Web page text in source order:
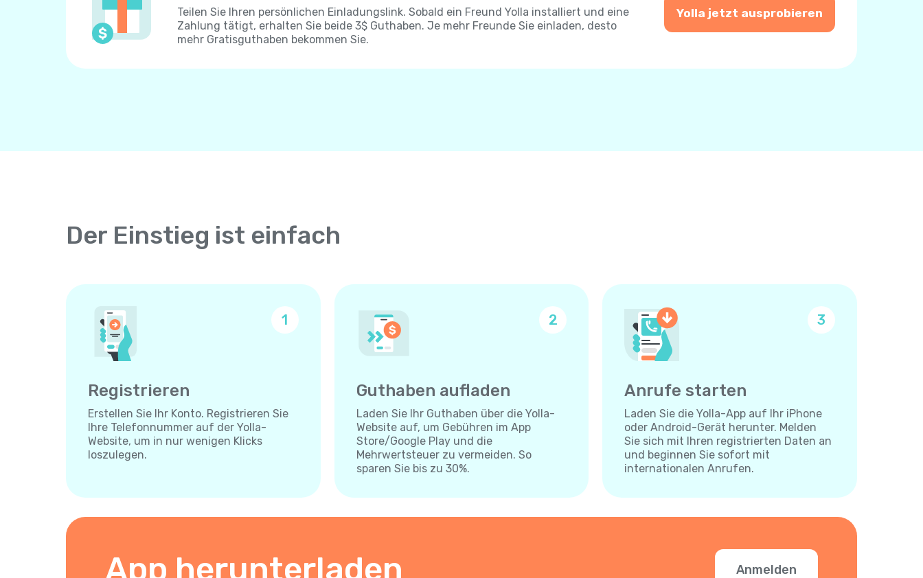
Teilen Sie Ihren persönlichen Einladungslink. Sobald ein Freund Yolla installiert und eine
Zahlung tätigt, erhalten Sie beide 3$ Guthaben. Je mehr Freunde Sie einladen, desto
mehr Gratisguthaben bekommen Sie.
Yolla jetzt ausprobieren
Der Einstieg ist einfach
1
Registrieren
Erstellen Sie Ihr Konto. Registrieren Sie
Ihre Telefonnummer auf der Yolla-
Website, um in nur wenigen Klicks
loszulegen.
2
Guthaben aufladen
Laden Sie Ihr Guthaben über die Yolla-
Website auf, um Gebühren im App
Store/Google Play und die
Mehrwertsteuer zu vermeiden. So
sparen Sie bis zu 30%.
3
Anrufe starten
Laden Sie die Yolla-App auf Ihr iPhone
oder Android-Gerät herunter. Melden
Sie sich mit Ihren registrierten Daten an
und beginnen Sie sofort mit
internationalen Anrufen.
App herunterladen Anmelden